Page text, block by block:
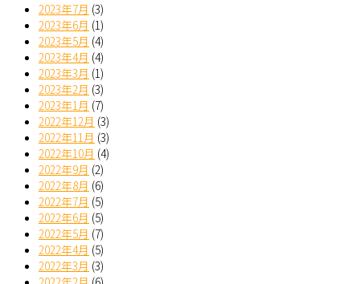
2023年7月 (3)
2023年6月 (1)
2023年5月 (4)
2023年4月 (4)
2023年3月 (1)
2023年2月 (3)
2023年1月 (7)
2022年12月 (3)
2022年11月 (3)
2022年10月 (4)
2022年9月 (2)
2022年8月 (6)
2022年7月 (5)
2022年6月 (5)
2022年5月 (7)
2022年4月 (5)
2022年3月 (3)